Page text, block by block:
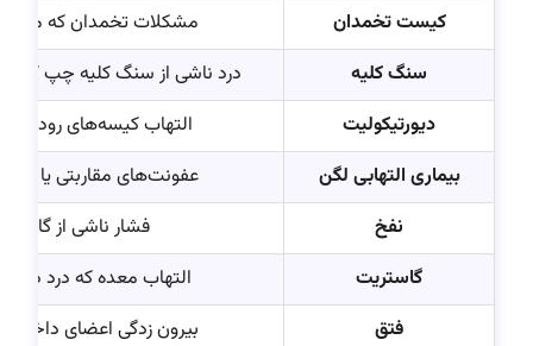
کیست تخمدان
مشکلات تخمدان که
سنگ کلیه
درد ناشی از سنگ کلیه چپ که با
دیورتیکولیت
التهاب کیسه‌های روده
بیماری التهابی لگن
عفونت‌های مقاربتی یا
نفخ
فشار ناشی از
گاستریت
التهاب معده که درد
فتق
بیرون زدگی اعضای